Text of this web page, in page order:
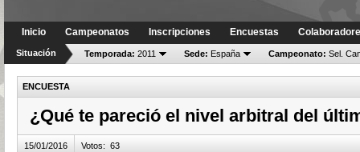
Inicio Campeonatos Inscripciones Encuestas
Situación Temporada: 2011 Sede: España Campeonato: Sel.
ENCUESTA
¿Qué te pareció el nivel arbitral del
15/01/2016 Votos: 63